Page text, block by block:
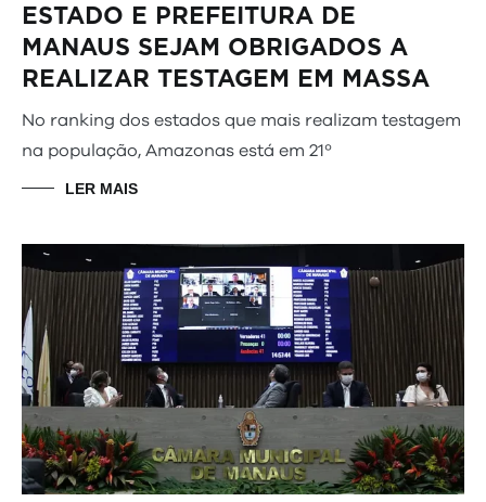
ESTADO E PREFEITURA DE
MANAUS SEJAM OBRIGADOS A
REALIZAR TESTAGEM EM MASSA
No ranking dos estados que mais realizam testagem
na população, Amazonas está em 21º
LER MAIS